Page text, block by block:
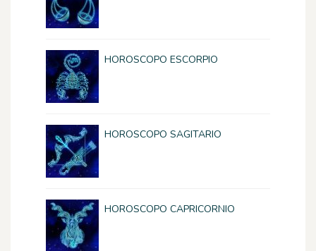
HOROSCOPO ESCORPIO
HOROSCOPO SAGITARIO
HOROSCOPO CAPRICORNIO